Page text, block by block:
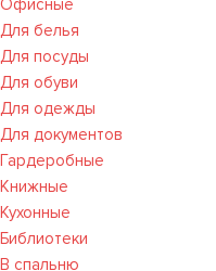
Офисные
Для белья
Для посуды
Для обуви
Для одежды
Для документов
Гардеробные
Книжные
Кухонные
Библиотеки
В спальню